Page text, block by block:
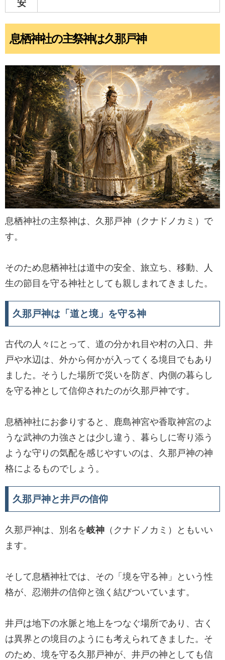
安
息栖神社の主祭神は久那戸神
息栖神社の主祭神は、久那戸神（クナドノカミ）で
す。
そのため息栖神社は道中の安全、旅立ち、移動、人
生の節目を守る神社としても親しまれてきました。
久那戸神は「道と境」を守る神
古代の人々にとって、道の分かれ目や村の入口、井
戸や水辺は、外から何かが入ってくる境目でもあり
ました。そうした場所で災いを防ぎ、内側の暮らし
を守る神として信仰されたのが久那戸神です。
息栖神社にお参りすると、鹿島神宮や香取神宮のよ
うな武神の力強さとは少し違う、暮らしに寄り添う
ような守りの気配を感じやすいのは、久那戸神の神
格によるものでしょう。
久那戸神と井戸の信仰
久那戸神は、別名を岐神 （クナドノカミ）ともいい
ます。
そして息栖神社では、その「境を守る神」という性
格が、忍潮井の信仰と強く結びついています。
井戸は地下の水脈と地上をつなぐ場所であり、古く
は異界との境目のようにも考えられてきました。そ
のため、境を守る久那戸神が、井戸の神としても信